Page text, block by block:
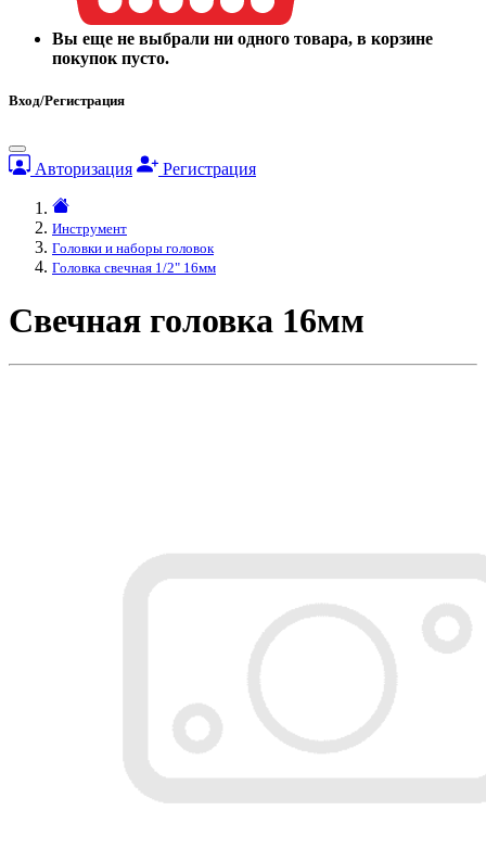
Вы еще не выбрали ни одного товара, в корзине
покупок пусто.
Вход/Регистрация
Авторизация Регистрация
Инструмент
Головки и наборы головок
Головка свечная 1/2" 16мм
Свечная головка 16мм